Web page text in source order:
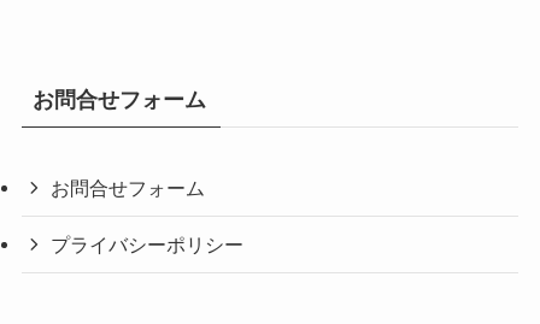
お問合せフォーム
お問合せフォーム
プライバシーポリシー